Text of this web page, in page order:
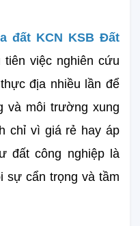
đất KCN KSB Đất
việc nghiên cứu
địa nhiều lần để
và môi trường xung
chỉ vì giá rẻ hay áp
đất công nghiệp là
sự cẩn trọng và tầm